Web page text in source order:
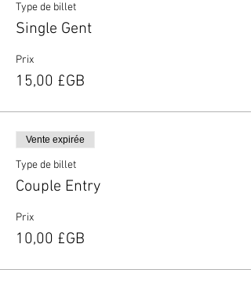
Type de billet
Single Gent
Prix
15,00 £GB
Vente expirée
Type de billet
Couple Entry
Prix
10,00 £GB